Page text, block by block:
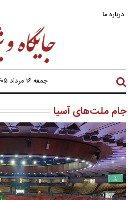
درباره ما
جمعه ۱۶ مرداد ۱۴۰۵
جام ملت‌های آسیا